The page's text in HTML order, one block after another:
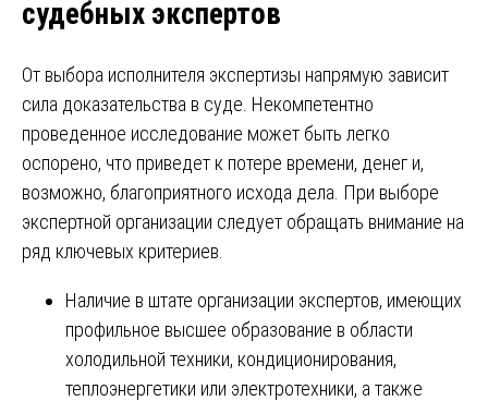
судебных экспертов
От выбора исполнителя экспертизы напрямую зависит
сила доказательства в суде. Некомпетентно
проведенное исследование может быть легко
оспорено, что приведет к потере времени, денег и,
возможно, благоприятного исхода дела. При выборе
экспертной организации следует обращать внимание на
ряд ключевых критериев.
Наличие в штате организации экспертов, имеющих
профильное высшее образование в области
холодильной техники, кондиционирования,
теплоэнергетики или электротехники, а также